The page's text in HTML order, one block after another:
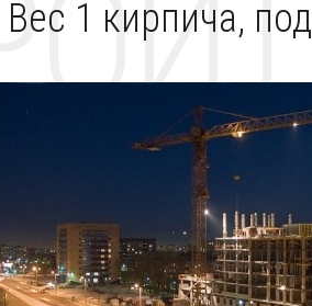
1 кирпича,